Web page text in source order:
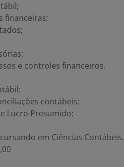
financeiras;
e controles financeiros.
contábeis;
Lucro Presumido;
em Ciências Contábeis.